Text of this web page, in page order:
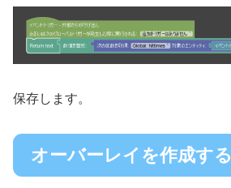
保存します。
オーバーレイを作成する